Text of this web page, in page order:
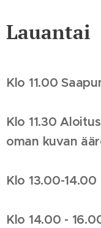
Lauantai
Klo 11.00
Klo 11.30
oman kuvan
Klo 13.00-14.00
Klo 14.00 -